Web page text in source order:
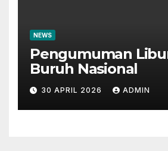
NEWS
Pengumuman
Buruh Nasional
30 APRIL 2026 ADMIN